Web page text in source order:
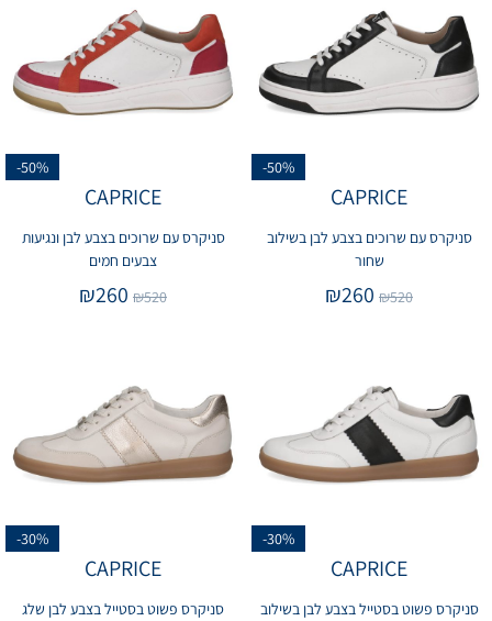
-50%
CAPRICE
סניקרס עם שרוכים בצבע לבן בשילוב
שחור
₪520
₪260
-50%
CAPRICE
סניקרס עם שרוכים בצבע לבן ונגיעות
צבעים חמים
₪520
₪260
-30%
CAPRICE
סניקרס פשוט בסטייל בצבע לבן בשילוב
-30%
CAPRICE
סניקרס פשוט בסטייל בצבע לבן שלג